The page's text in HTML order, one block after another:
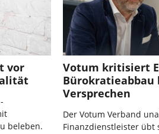
vor
beleben.
Votum kritisiert
Bürokratieabbau
Versprechen
Der Votum Verband
Finanzdienstleister übt